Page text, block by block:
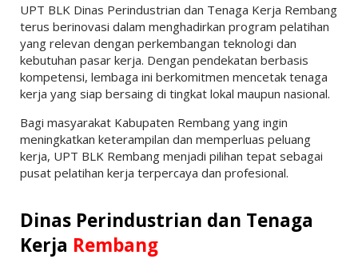
UPT BLK Dinas Perindustrian dan Tenaga Kerja Rembang
terus berinovasi dalam menghadirkan program pelatihan
yang relevan dengan perkembangan teknologi dan
kebutuhan pasar kerja. Dengan pendekatan berbasis
kompetensi, lembaga ini berkomitmen mencetak tenaga
kerja yang siap bersaing di tingkat lokal maupun nasional.
Bagi masyarakat Kabupaten Rembang yang ingin
meningkatkan keterampilan dan memperluas peluang
kerja, UPT BLK Rembang menjadi pilihan tepat sebagai
pusat pelatihan kerja terpercaya dan profesional.
Dinas Perindustrian dan Tenaga
Kerja Rembang